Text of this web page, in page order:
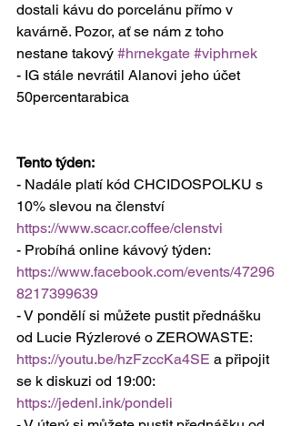
dostali kávu do porcelánu přímo v
kavárně. Pozor, ať se nám z toho
nestane takový #hrnekgate #viphrnek
- IG stále nevrátil Alanovi jeho účet
50percentarabica
Tento týden:
- Nadále platí kód CHCIDOSPOLKU s
10% slevou na členství
https://www.scacr.coffee/clenstvi
- Probíhá online kávový týden:
https://www.facebook.com/events/47296
8217399639
- V pondělí si můžete pustit přednášku
od Lucie Rýzlerové o ZEROWASTE:
https://youtu.be/hzFzccKa4SE a připojit
se k diskuzi od 19:00:
https://jedenl.ink/pondeli